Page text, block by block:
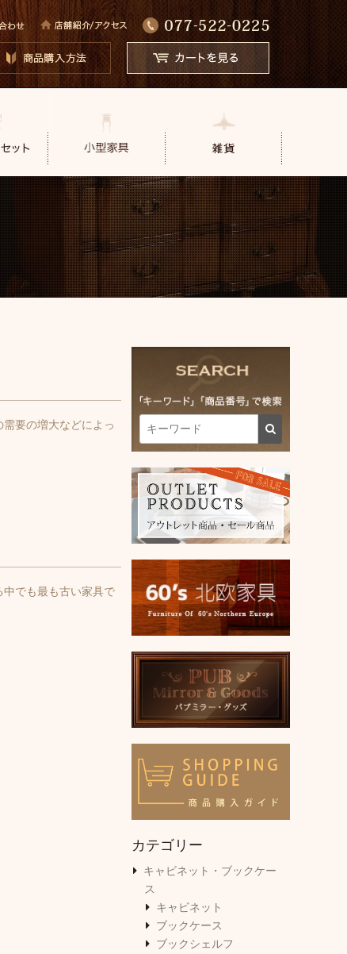
要の増大などによっ
でも最も古い家具で
カテゴリー
キャビネット・ブックケー
ス
キャビネット
ブックケース
ブックシェルフ